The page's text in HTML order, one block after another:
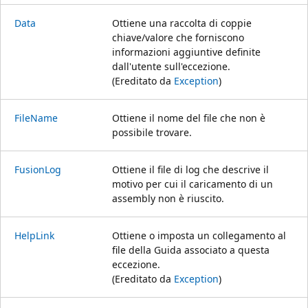
Data
Ottiene una raccolta di coppie
chiave/valore che forniscono
informazioni aggiuntive definite
dall'utente sull'eccezione.
(Ereditato da Exception)
FileName
Ottiene il nome del file che non è
possibile trovare.
FusionLog
Ottiene il file di log che descrive il
motivo per cui il caricamento di un
assembly non è riuscito.
HelpLink
Ottiene o imposta un collegamento al
file della Guida associato a questa
eccezione.
(Ereditato da Exception)